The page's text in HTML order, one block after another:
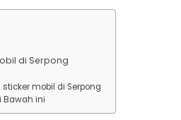
di Serpong
mobil di Serpong
Bawah ini